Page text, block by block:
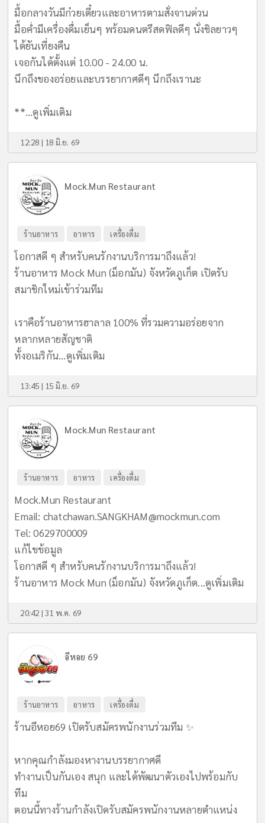
มื้อกลางวันมีก๋วยเตี๋ยวและอาหารตามสั่งจานด่วน
มื้อค่ำมีเครื่องดื่มเย็นๆ พร้อมดนตรีสดฟิลดีๆ นั่งชิลยาวๆ
ได้ยันเที่ยงคืน
เจอกันได้ตั้งแต่ 10.00 - 24.00 น.
นึกถึงของอร่อยและบรรยากาศดีๆ นึกถึงเรานะ
**...ดูเพิ่มเติม
12:28 | 18 มิ.ย. 69
Mock.Mun Restaurant
ร้านอาหาร อาหาร เครื่องดื่ม
โอกาสดี ๆ สำหรับคนรักงานบริการมาถึงแล้ว!
ร้านอาหาร Mock Mun (ม็อกมัน) จังหวัดภูเก็ต เปิดรับ
สมาชิกใหม่เข้าร่วมทีม
เราคือร้านอาหารฮาลาล 100% ที่รวมความอร่อยจาก
หลากหลายสัญชาติ
ทั้งอเมริกัน...ดูเพิ่มเติม
13:45 | 15 มิ.ย. 69
Mock.Mun Restaurant
ร้านอาหาร อาหาร เครื่องดื่ม
Mock.Mun Restaurant
Email: chatchawan.SANGKHAM@mockmun.com
Tel: 0629700009
แก้ไขข้อมูล
โอกาสดี ๆ สำหรับคนรักงานบริการมาถึงแล้ว!
ร้านอาหาร Mock Mun (ม็อกมัน) จังหวัดภูเก็ต...ดูเพิ่มเติม
20:42 | 31 พ.ค. 69
อีหอย 69
ร้านอาหาร อาหาร เครื่องดื่ม
ร้านอีหอย69 เปิดรับสมัครพนักงานร่วมทีม ✨
หากคุณกำลังมองหางานบรรยากาศดี
ทำงานเป็นกันเอง สนุก และได้พัฒนาตัวเองไปพร้อมกับ
ทีม
ตอนนี้ทางร้านกำลังเปิดรับสมัครพนักงานหลายตำแหน่ง